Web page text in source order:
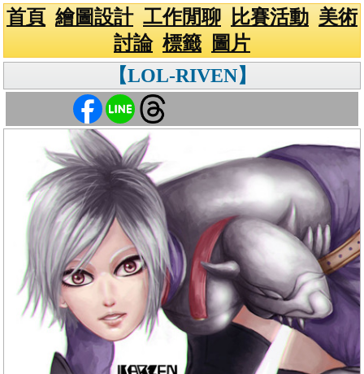
首頁 繪圖設計 工作閒聊 比賽活動 美術
討論 標籤
圖片
【LOL-RIVEN】